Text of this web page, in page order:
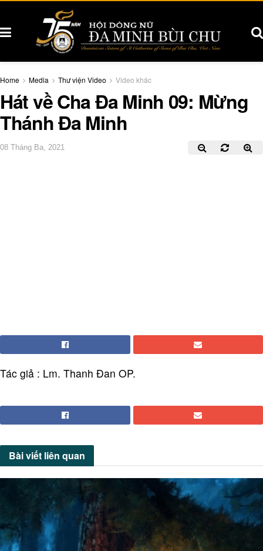
Home Media Thư viện Video Video khác
Hát về Cha Đa Minh 09: Mừng
Thánh Đa Minh
08 Tháng Ba, 2021
Tác giả : Lm. Thanh Đan OP.
Bài viết liên quan